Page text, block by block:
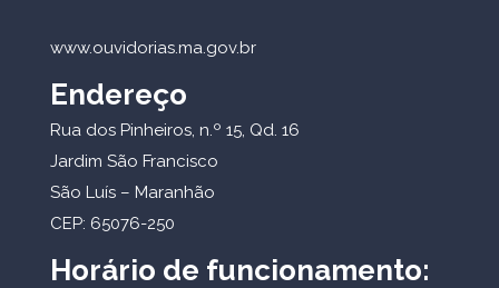
www.ouvidorias.ma.gov.br
Endereço
Rua dos Pinheiros, n.º 15, Qd. 16
Jardim São Francisco
São Luís – Maranhão
CEP: 65076-250
Horário de funcionamento: